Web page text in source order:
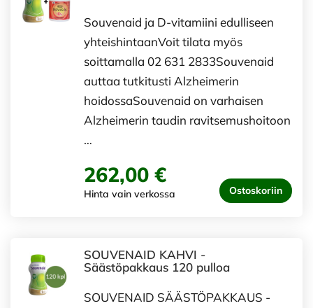
Souvenaid ja D-vitamiini edulliseen
yhteishintaanVoit tilata myös
soittamalla 02 631 2833Souvenaid
auttaa tutkitusti Alzheimerin
hoidossaSouvenaid on varhaisen
Alzheimerin taudin ravitsemushoitoon
…
262,00 €
Hinta vain verkossa Ostoskoriin
SOUVENAID KAHVI -
Säästöpakkaus 120 pulloa
SOUVENAID SÄÄSTÖPAKKAUS -